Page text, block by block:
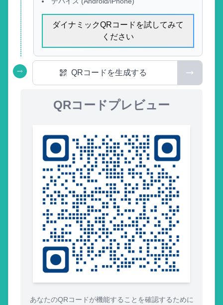
ダイナミックQRコードを試してみて
ください
QRコードを生成する
QRコードプレビュー
あなたのQRコードが機能することを確認するために